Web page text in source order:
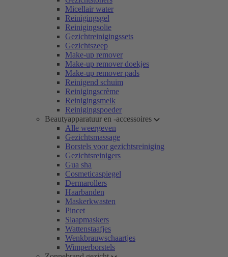
Micellair water
Reinigingsgel
Reinigingsolie
Gezichtreinigingssets
Gezichtszeep
Make-up remover
Make-up remover doekjes
Make-up remover pads
Reinigend schuim
Reinigingscrème
Reinigingsmelk
Reinigingspoeder
Beautyapparatuur en -accessoires
Alle weergeven
Gezichtsmassage
Borstels voor gezichtsreiniging
Gezichtsreinigers
Gua sha
Cosmeticaspiegel
Dermarollers
Haarbanden
Maskerkwasten
Pincet
Slaapmaskers
Wattenstaafjes
Wenkbrauwschaartjes
Wimperborstels